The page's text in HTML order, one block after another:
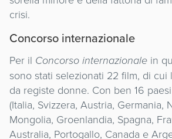
crisi.
Concorso internazionale
Per il Concorso internazionale in
sono stati selezionati 22 film, di cui
da registe donne. Con ben 16
(Italia, Svizzera, Austria, Germania,
Mongolia, Groenlandia, Spagna,
Australia, Portogallo, Canada e